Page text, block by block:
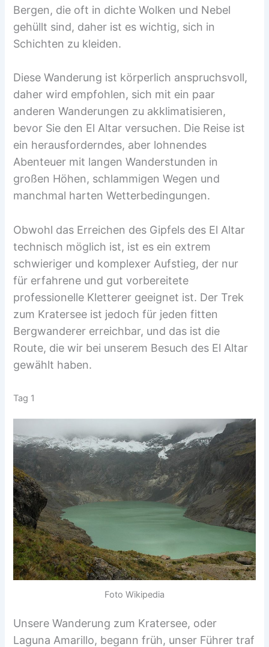
Bergen, die oft in dichte Wolken und Nebel
gehüllt sind, daher ist es wichtig, sich in
Schichten zu kleiden.
Diese Wanderung ist körperlich anspruchsvoll,
daher wird empfohlen, sich mit ein paar
anderen Wanderungen zu akklimatisieren,
bevor Sie den El Altar versuchen. Die Reise ist
ein herausforderndes, aber lohnendes
Abenteuer mit langen Wanderstunden in
großen Höhen, schlammigen Wegen und
manchmal harten Wetterbedingungen.
Obwohl das Erreichen des Gipfels des El Altar
technisch möglich ist, ist es ein extrem
schwieriger und komplexer Aufstieg, der nur
für erfahrene und gut vorbereitete
professionelle Kletterer geeignet ist. Der Trek
zum Kratersee ist jedoch für jeden fitten
Bergwanderer erreichbar, und das ist die
Route, die wir bei unserem Besuch des El Altar
gewählt haben.
Tag 1
Foto Wikipedia
Unsere Wanderung zum Kratersee, oder
Laguna Amarillo, begann früh, unser Führer traf